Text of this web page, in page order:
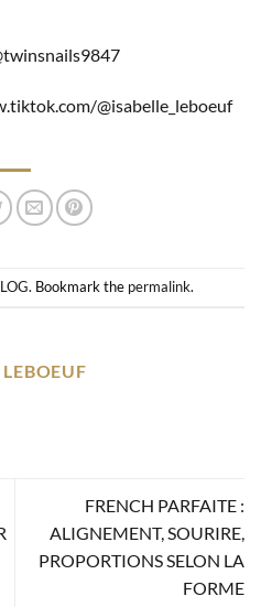
@isabelle_leboeuf
. Bookmark the permalink.
FRENCH PARFAITE :
ALIGNEMENT, SOURIRE,
PROPORTIONS SELON LA
FORME